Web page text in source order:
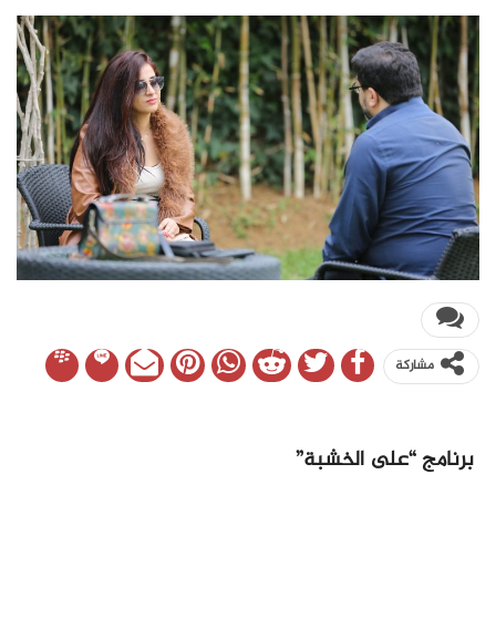
مشاركة
برنامج “على الخشبة”